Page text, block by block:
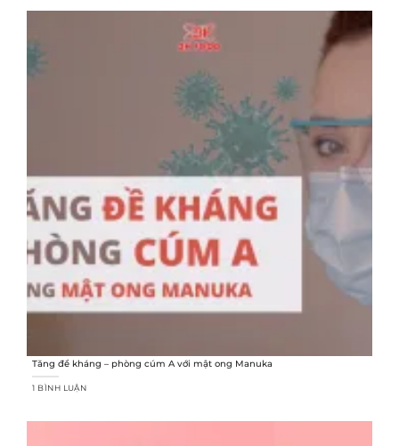
Tăng đề kháng – phòng cúm A với mật ong Manuka
1 BÌNH LUẬN